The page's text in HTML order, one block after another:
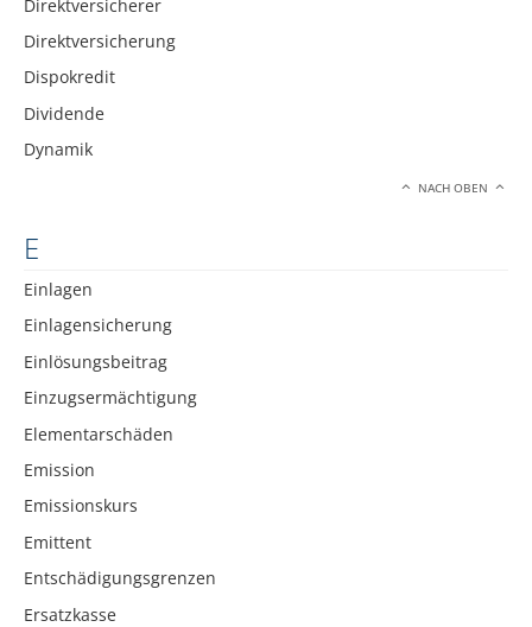
Direktversicherer
Direktversicherung
Dispokredit
Dividende
Dynamik
NACH OBEN
E
Einlagen
Einlagensicherung
Einlösungsbeitrag
Einzugsermächtigung
Elementarschäden
Emission
Emissionskurs
Emittent
Entschädigungsgrenzen
Ersatzkasse